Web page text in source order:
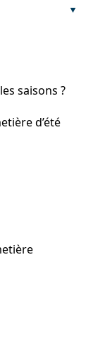
saisons ?
d’été